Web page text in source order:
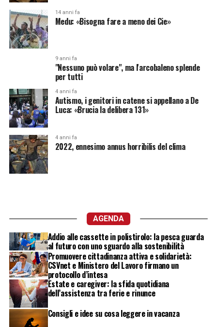
14 anni fa
Medu: «Bisogna fare a meno dei Cie»
9 anni fa
"Nessuno può volare", ma l'arcobaleno splende
per tutti
4 anni fa
Autismo, i genitori in catene si appellano a De
Luca: «Brucia la delibera 131»
4 anni fa
2022, ennesimo annus horribilis del clima
AGENDA
Addio alle cassette in polistirolo: la pesca guarda
al futuro con uno sguardo alla sostenibilità
Promuovere cittadinanza attiva e solidarietà:
CSVnet e Ministero del Lavoro firmano un
protocollo d’intesa
Estate e caregiver: la sfida quotidiana
dell’assistenza tra ferie e rinunce
Consigli e idee su cosa leggere in vacanza